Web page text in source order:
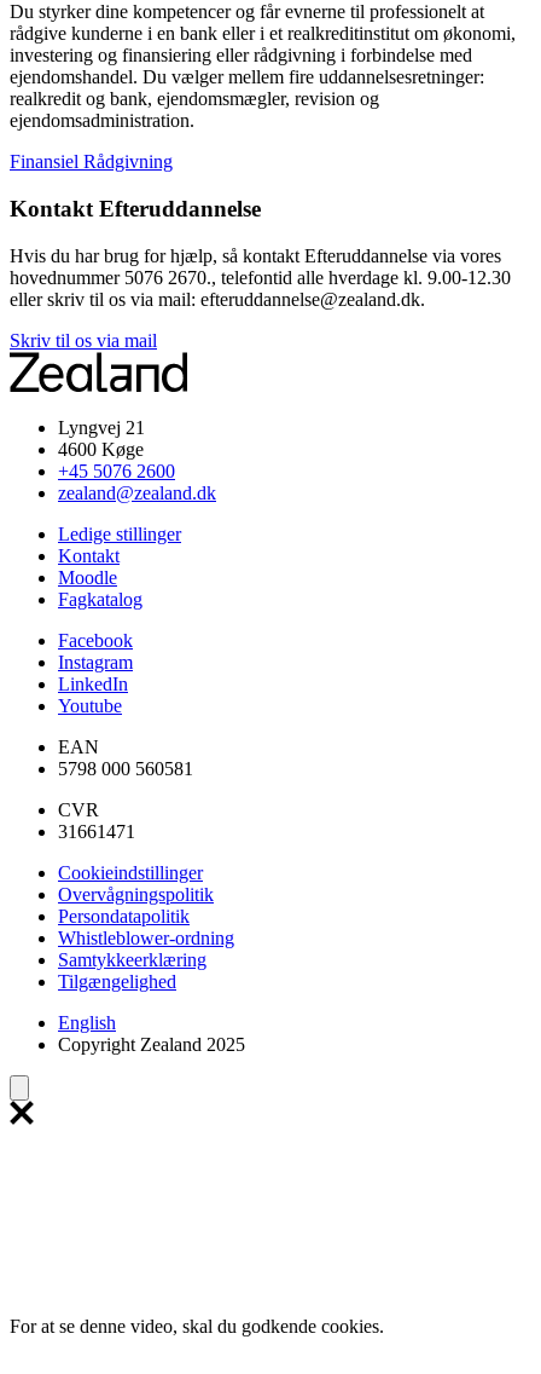
Du styrker dine kompetencer og får evnerne til professionelt at
rådgive kunderne i en bank eller i et realkreditinstitut om økonomi,
investering og finansiering eller rådgivning i forbindelse med
ejendomshandel. Du vælger mellem fire uddannelsesretninger:
realkredit og bank, ejendomsmægler, revision og
ejendomsadministration.
Finansiel Rådgivning
Kontakt Efteruddannelse
Hvis du har brug for hjælp, så kontakt Efteruddannelse via vores
hovednummer 5076 2670., telefontid alle hverdage kl. 9.00-12.30
eller skriv til os via mail: efteruddannelse@zealand.dk.
Skriv til os via mail
Lyngvej 21
4600 Køge
+45 5076 2600
zealand@zealand.dk
Ledige stillinger
Kontakt
Moodle
Fagkatalog
Facebook
Instagram
LinkedIn
Youtube
EAN
5798 000 560581
CVR
31661471
Cookieindstillinger
Overvågningspolitik
Persondatapolitik
Whistleblower-ordning
Samtykkeerklæring
Tilgængelighed
English
Copyright Zealand 2025
For at se denne video, skal du godkende cookies.